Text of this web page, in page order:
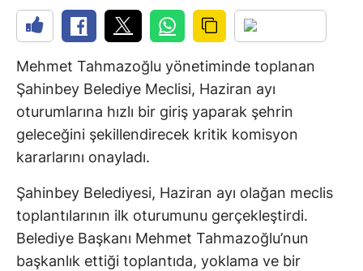
Mehmet Tahmazoğlu yönetiminde toplanan
Şahinbey Belediye Meclisi, Haziran ayı
oturumlarına hızlı bir giriş yaparak şehrin
geleceğini şekillendirecek kritik komisyon
kararlarını onayladı.
Şahinbey Belediyesi, Haziran ayı olağan meclis
toplantılarının ilk oturumunu gerçekleştirdi.
Belediye Başkanı Mehmet Tahmazoğlu’nun
başkanlık ettiği toplantıda, yoklama ve bir